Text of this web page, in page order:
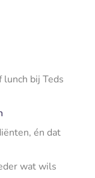
lunch bij Teds
én dat
wat wils